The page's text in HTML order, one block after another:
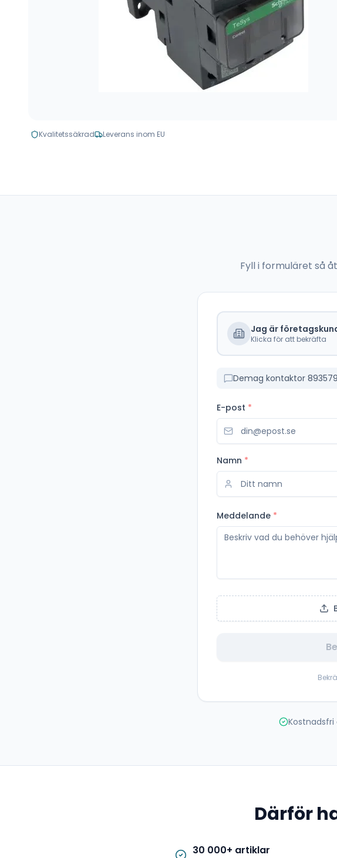
Kvalitetssäkrad Leverans inom EU
Fyll i formuläret så
Jag är
Klicka för att bekräfta
Demag kontaktor
E-post *
Namn *
Meddelande *
Därför
30 000+ artiklar